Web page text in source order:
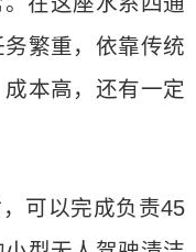
繁重，依靠传统
本高，还有一定
可以完成负责45